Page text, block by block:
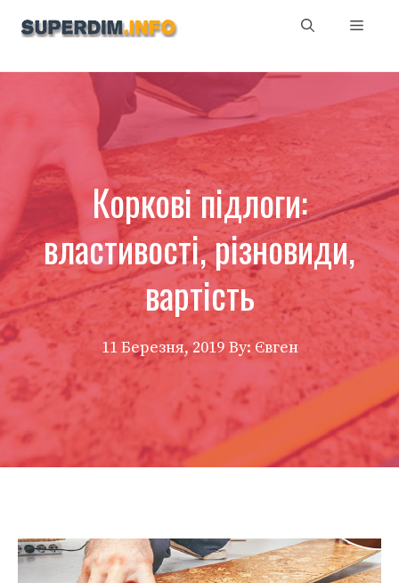
Коркові підлоги:
властивості, різновиди,
вартість
11 Березня, 2019 By: Євген